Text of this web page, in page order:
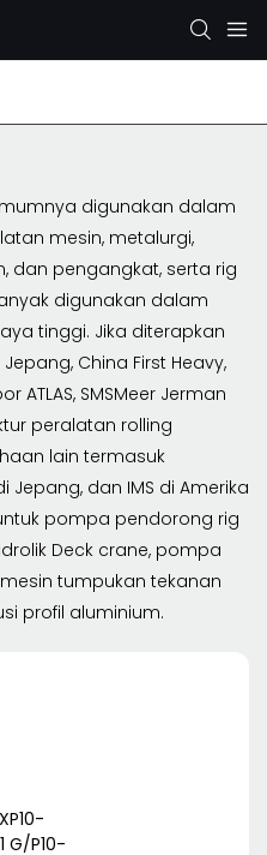
digunakan dalam
mesin, metalurgi,
dan pengangkat, serta rig
digunakan dalam
tinggi. Jika diterapkan
China First Heavy,
ATLAS, SMSMeer Jerman
peralatan rolling
lain termasuk
Jepang, dan IMS di Amerika
pompa pendorong rig
Deck crane, pompa
tumpukan tekanan
profil aluminium.